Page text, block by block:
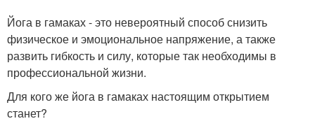
Йога в гамаках - это невероятный способ снизить
физическое и эмоциональное напряжение, а также
развить гибкость и силу, которые так необходимы в
профессиональной жизни.
Для кого же йога в гамаках настоящим открытием
станет?